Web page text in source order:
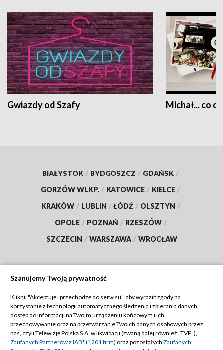
Gwiazdy od Szafy Michał... co
BIAŁYSTOK / BYDGOSZCZ / GDAŃSK /
GORZÓW WLKP. / KATOWICE / KIELCE /
KRAKÓW / LUBLIN / ŁÓDŹ / OLSZTYN /
OPOLE / POZNAŃ / RZESZÓW /
SZCZECIN / WARSZAWA / WROCŁAW
TVP
Abonament TVP
Emisja w TVP
Regulamin TVP
Polityka prywatności
Szanujemy Twoją prywatność
Kliknij "Akceptuję i przechodzę do serwisu", aby wyrazić zgody na
korzystanie z technologii automatycznego śledzenia i zbierania danych,
dostęp do informacji na Twoim urządzeniu końcowym i ich
przechowywanie oraz na przetwarzanie Twoich danych osobowych przez
nas, czyli Telewizję Polską S.A. w likwidacji (zwaną dalej również „TVP”),
Zaufanych Partnerów z IAB* (1201 firm) oraz pozostałych Zaufanych